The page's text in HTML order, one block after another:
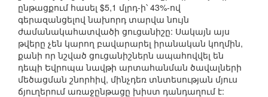
ընթացքում հասել $5,1 մլրդ-ի՝ 43%-ով
գերազանցելով նախորդ տարվա նույն
ժամանակահատվածի ցուցանիշը: Սակայն այս
թվերը չեն կարող բավարարել իրանական կողմին,
քանի որ նշված ցուցանիշներն ապահովվել են
դեպի Եվրոպա նավթի արտահանման ծավալների
մեծացման շնորհիվ, մինչդեռ տնտեսության մյուս
ճյուղերում առաջընթացը խիստ դանդաղում է: